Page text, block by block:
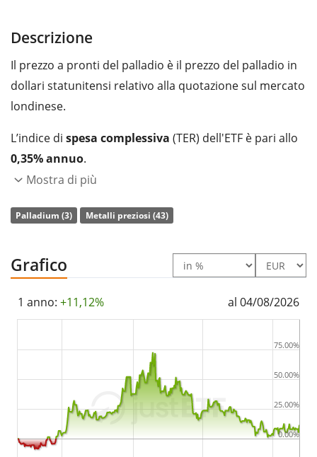
Descrizione
Il prezzo a pronti del palladio è il prezzo del palladio in
dollari statunitensi relativo alla quotazione sul mercato
londinese.
L’indice di spesa complessiva (TER) dell'ETF è pari allo
0,35% annuo.
L’ETF UBS ETF (CH) Palladium (USD) A-dis è un ETF di
dimensioni molto piccole con un
domicilio fiscale in Svizzera.
Mostra di più
Palladium (3) Metalli preziosi (43)
Grafico
1 anno: +11,12% al 04/08/2026
0.00%
25.00%
50.00%
75.00%